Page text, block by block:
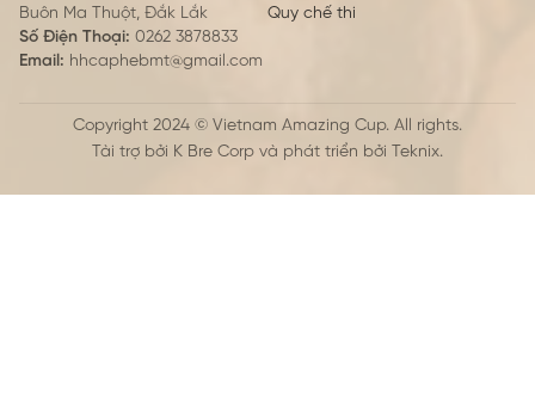
hội tuân theo quy định của pháp luật và Điều
lệ của Hiệp hội.
Buôn Ma Thuột, Đắk Lắk
Số Điện Thoại: 0262 3878833
Email: hhcaphebmt@gmail.com
quy chế thi
Copyright 2024 © Vietnam Amazing Cup. All rights.
Tài trợ bởi K Bre Corp và phát triển bởi Teknix.